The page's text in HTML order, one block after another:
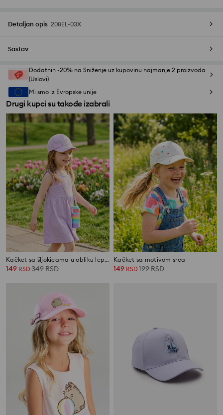
Detaljan opis 208EL-03X
Sastav
Dodatnih -20% na Sniženje uz kupovinu najmanje 2 proizvoda
(Uslovi)
Mi smo iz Evropske unije
Drugi kupci su takođe izabrali
Kačket sa šljokicama u obliku leptira
149 RSD 349RSD
Kačket sa motivom srca
149 RSD 199RSD